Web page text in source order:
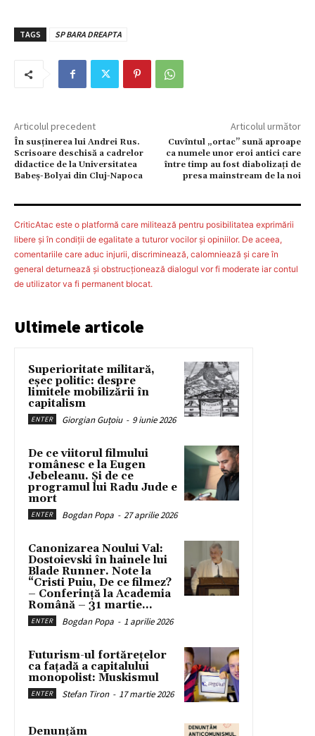
TAGS SP BARA DREAPTA
Articolul precedent
În susţinerea lui Andrei Rus.
Scrisoare deschisă a cadrelor
didactice de la Universitatea
Babeş-Bolyai din Cluj-Napoca
Articolul următor
Cuvîntul „ortac” sună aproape
ca numele unor eroi antici care
între timp au fost diabolizaţi de
presa mainstream de la noi
CriticAtac este o platformă care militează pentru posibilitatea exprimării
libere şi în condiţii de egalitate a tuturor vocilor şi opiniilor. De aceea,
comentariile care aduc injurii, discriminează, calomniează şi care în
general deturnează şi obstrucţionează dialogul vor fi moderate iar contul
de utilizator va fi permanent blocat.
Ultimele articole
Superioritate militară,
eșec politic: despre
limitele mobilizării în
capitalism
ENTER Giorgian Guțoiu - 9 iunie 2026
De ce viitorul filmului
românesc e la Eugen
Jebeleanu. Și de ce
programul lui Radu Jude e
mort
ENTER Bogdan Popa - 27 aprilie 2026
Canonizarea Noului Val:
Dostoievski în hainele lui
Blade Runner. Note la
“Cristi Puiu, De ce filmez?
– Conferință la Academia
Română – 31 martie...
ENTER Bogdan Popa - 1 aprilie 2026
Futurism-ul fortărețelor
ca fațadă a capitalului
monopolist: Muskismul
ENTER Stefan Tiron - 17 martie 2026
Denunțăm